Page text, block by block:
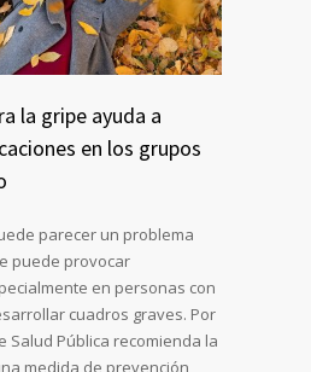
la gripe ayuda a
en los grupos
parecer un problema
puede provocar
en personas con
cuadros graves. Por
Salud Pública recomienda la